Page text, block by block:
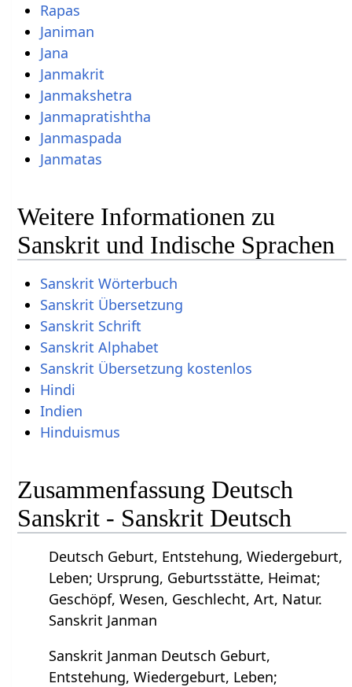
Rapas
Janiman
Jana
Janmakrit
Janmakshetra
Janmapratishtha
Janmaspada
Janmatas
Weitere Informationen zu
Sanskrit und Indische Sprachen
Sanskrit Wörterbuch
Sanskrit Übersetzung
Sanskrit Schrift
Sanskrit Alphabet
Sanskrit Übersetzung kostenlos
Hindi
Indien
Hinduismus
Zusammenfassung Deutsch
Sanskrit - Sanskrit Deutsch
Deutsch Geburt, Entstehung, Wiedergeburt,
Leben; Ursprung, Geburtsstätte, Heimat;
Geschöpf, Wesen, Geschlecht, Art, Natur.
Sanskrit Janman
Sanskrit Janman Deutsch Geburt,
Entstehung, Wiedergeburt, Leben;